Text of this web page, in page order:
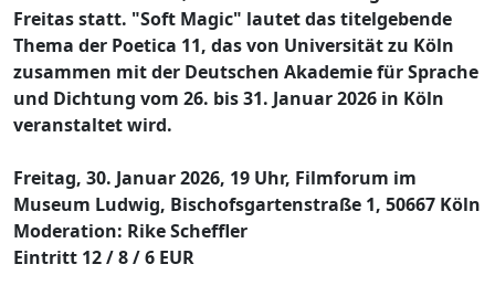
Freitas statt. "Soft Magic" lautet das titelgebende
Thema der Poetica 11, das von Universität zu Köln
zusammen mit der Deutschen Akademie für Sprache
und Dichtung vom 26. bis 31. Januar 2026 in Köln
veranstaltet wird.
Freitag, 30. Januar 2026, 19 Uhr, Filmforum im
Museum Ludwig, Bischofsgartenstraße 1, 50667 Köln
Moderation: Rike Scheffler
Eintritt 12 / 8 / 6 EUR